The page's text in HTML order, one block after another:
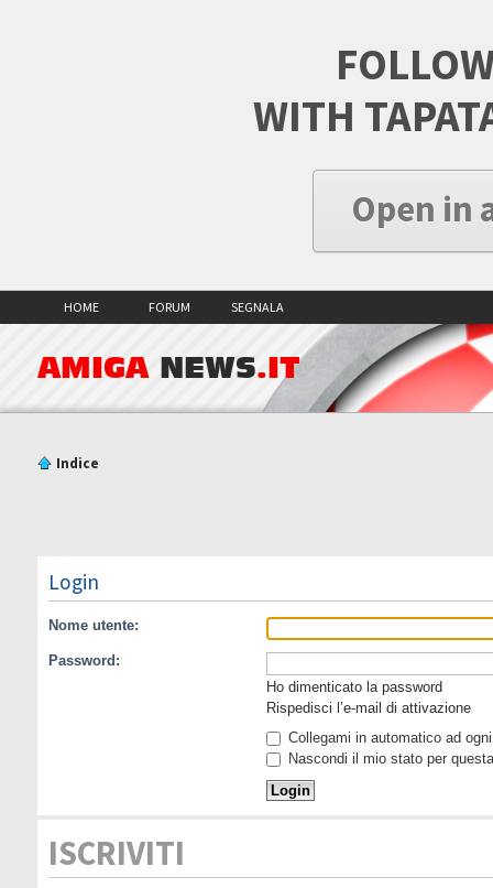
WITH
Open in
HOME FORUM SEGNALA
AMIGA NEWS.IT
Indice
Login
Nome utente:
Password:
Ho dimenticato la password
Rispedisci l’e-mail di attivazione
Collegami in automatico ad
Nascondi il mio stato per
ISCRIVITI